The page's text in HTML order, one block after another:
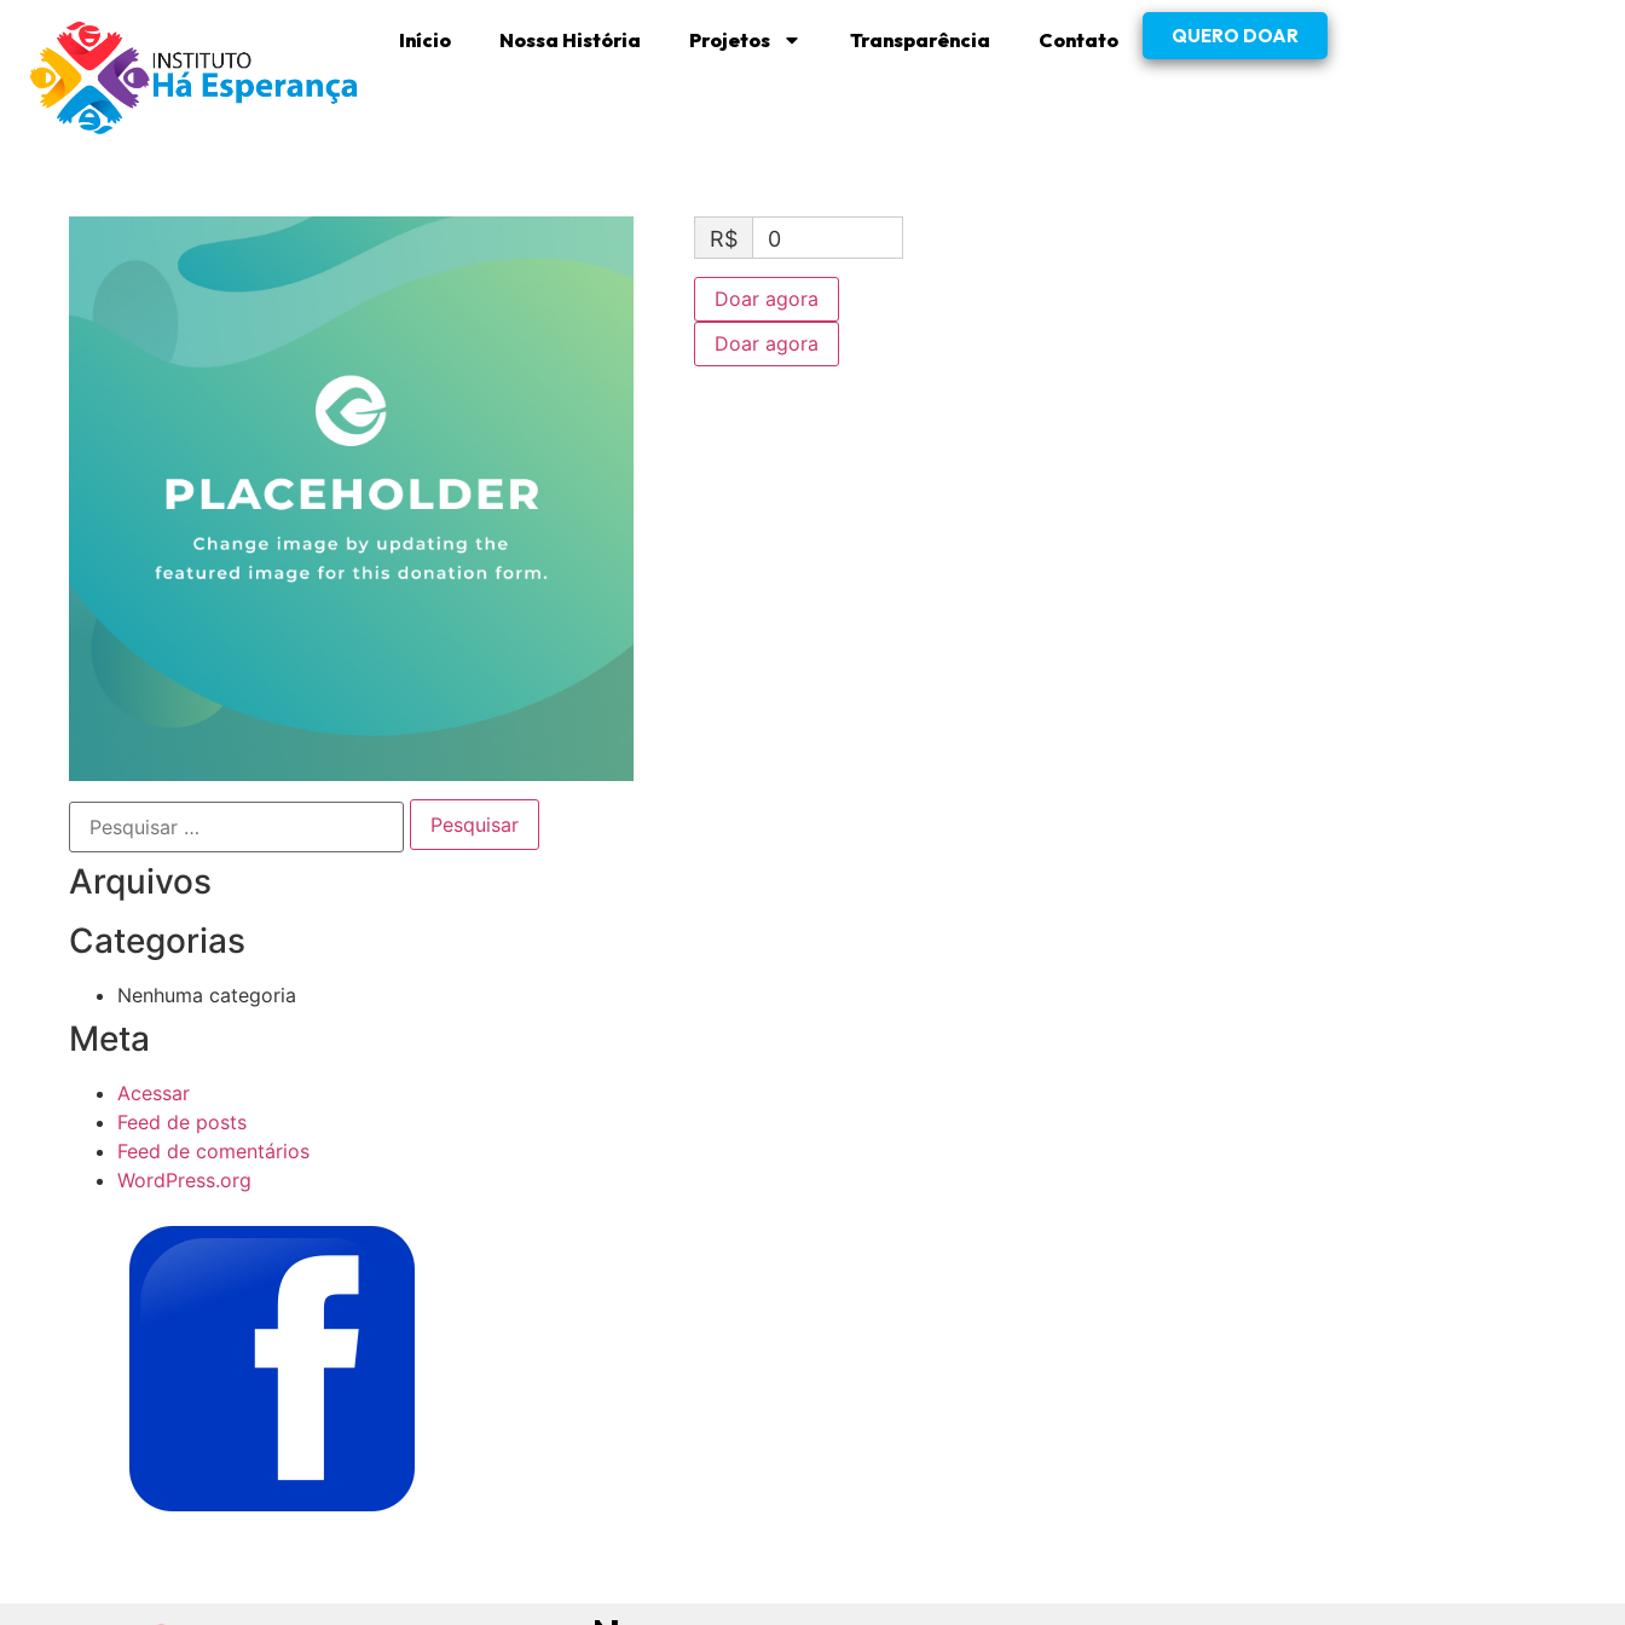
Início Nossa História Projetos Transparência Contato QUERO DOAR
Arquivos
Categorias
Nenhuma categoria
Meta
Acessar
Feed de posts
Feed de comentários
WordPress.org
R$ 0
Doar agora